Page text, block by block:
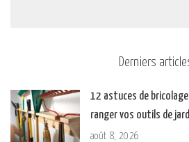
Derniers
12 astuces de
ranger vos outils de
août 8, 2026